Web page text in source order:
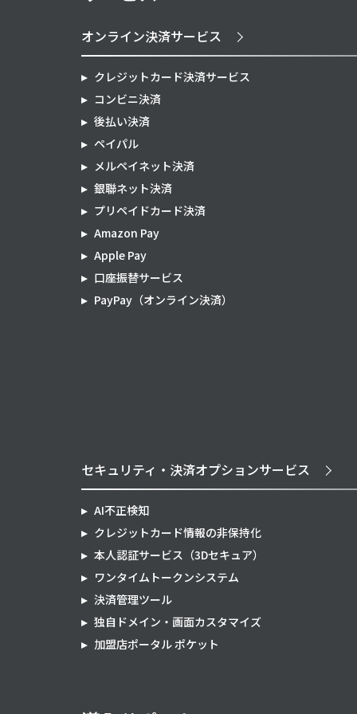
オンライン決済サービス
クレジットカード決済サービス
コンビニ決済
後払い決済
ペイパル
メルペイネット決済
銀聯ネット決済
プリペイドカード決済
Amazon Pay
Apple Pay
口座振替サービス
PayPay（オンライン決済）
セキュリティ・決済オプションサービス
AI不正検知
クレジットカード情報の非保持化
本人認証サービス（3Dセキュア）
ワンタイムトークンシステム
決済管理ツール
独自ドメイン・画面カスタマイズ
加盟店ポータル ポケット